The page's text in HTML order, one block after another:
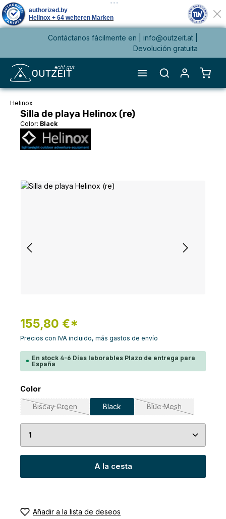
principalContáctanos fácilmente en | info@outzeit.at
Devolución gratuita
El
Helinox
Silla de playa Helinox (re)
Color: Black
Omitir galería de imágenes
155,80 €*
Precios con IVA incluido, más gastos de envío
En stock 4-6 Días laborables Plazo de entrega para
España
Seleccione
Color
Biscay Green
(Esta opción no está disponible en este momento.)
Black Blue Mesh
(Esta opción no
Cantidad del producto: introduce la cantidad
A la cesta
Añadir a la lista de deseos